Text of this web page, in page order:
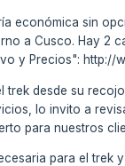
económica sin
a Cusco. Hay 2
y Precios": http://
desde su
lo invito a
para nuestros
para el trek